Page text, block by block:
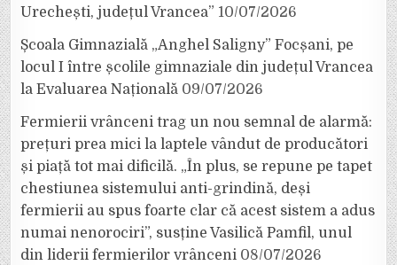
Urechești, județul Vrancea” 10/07/2026
Școala Gimnazială „Anghel Saligny” Focșani, pe
locul I între școlile gimnaziale din județul Vrancea
la Evaluarea Națională 09/07/2026
Fermierii vrânceni trag un nou semnal de alarmă:
prețuri prea mici la laptele vândut de producători
și piață tot mai dificilă. „În plus, se repune pe tapet
chestiunea sistemului anti-grindină, deși
fermierii au spus foarte clar că acest sistem a adus
numai nenorociri”, susține Vasilică Pamfil, unul
din liderii fermierilor vrânceni 08/07/2026